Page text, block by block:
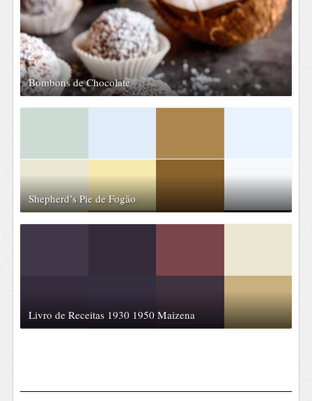
Bombons de Chocolate
Shepherd’s Pie de Fogão
Livro de Receitas 1930 1950 Maizena